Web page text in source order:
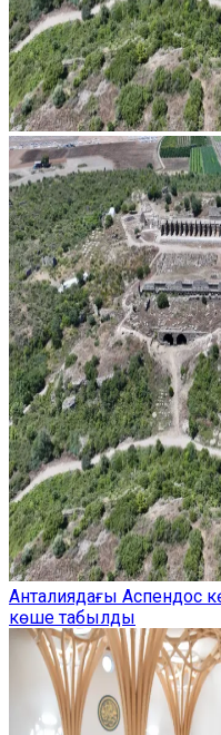
Анталиядағы Аспендос
көше табылды